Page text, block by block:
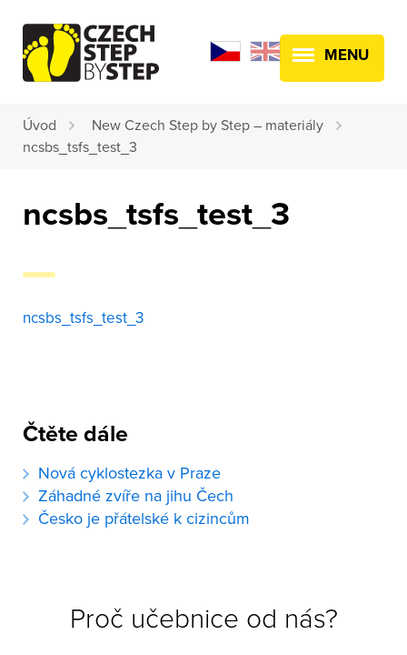
MENU
Úvod
New Czech Step by Step – materiály
ncsbs_tsfs_test_3
ncsbs_tsfs_test_3
ncsbs_tsfs_test_3
Čtěte dále
Nová cyklostezka v Praze
Záhadné zvíře na jihu Čech
Česko je přátelské k cizincům
Proč učebnice od nás?